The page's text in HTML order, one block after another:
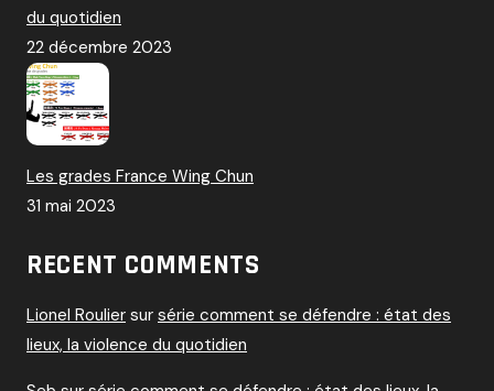
du quotidien
22 décembre 2023
Les grades France Wing Chun
31 mai 2023
RECENT COMMENTS
Lionel Roulier sur série comment se défendre : état des
lieux, la violence du quotidien